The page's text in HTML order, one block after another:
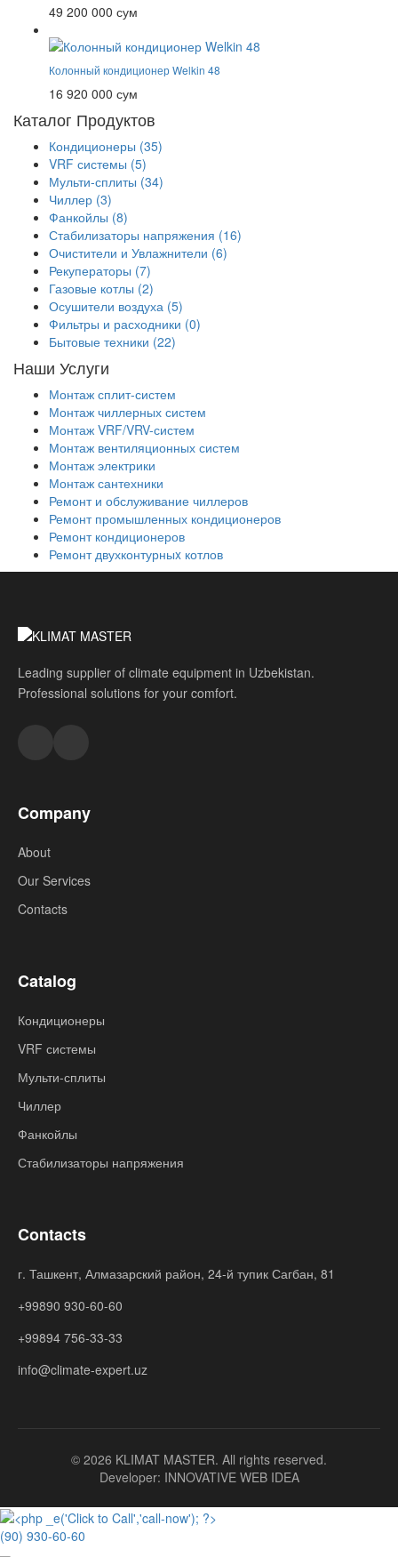
49 200 000 сум
Колонный кондиционер Welkin 48
16 920 000 сум
Каталог Продуктов
Кондиционеры (35)
VRF системы (5)
Мульти-сплиты (34)
Чиллер (3)
Фанкойлы (8)
Стабилизаторы напряжения (16)
Очистители и Увлажнители (6)
Рекуператоры (7)
Газовые котлы (2)
Осушители воздуха (5)
Фильтры и расходники (0)
Бытовые техники (22)
Наши Услуги
Монтаж сплит-систем
Монтаж чиллерных систем
Монтаж VRF/VRV-систем
Монтаж вентиляционных систем
Монтаж электрики
Монтаж сантехники
Ремонт и обслуживание чиллеров
Ремонт промышленных кондиционеров
Ремонт кондиционеров
Ремонт двухконтурныx котлов
Leading supplier of climate equipment in Uzbekistan.
Professional solutions for your comfort.
Company
About
Our Services
Contacts
Catalog
Кондиционеры
VRF системы
Мульти-сплиты
Чиллер
Фанкойлы
Стабилизаторы напряжения
Contacts
г. Ташкент, Алмазарский район, 24-й тупик Сагбан, 81
+99890 930-60-60
+99894 756-33-33
info@climate-expert.uz
© 2026 KLIMAT MASTER. All rights reserved.
Developer: INNOVATIVE WEB IDEA
(90) 930-60-60